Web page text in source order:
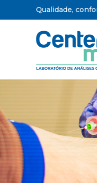
Qualidade,
Clínicas